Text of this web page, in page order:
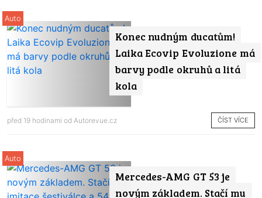
Konec nudným ducatům!
Laika Ecovip Evoluzione má
barvy podle okruhů a litá
kola
Auto
před 19 hodinami od Autorevue.cz ČÍST VÍCE
Mercedes-AMG GT 53 je
novým základem. Stačí mu
Auto